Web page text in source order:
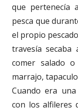
que pertenecía
pesca que
el propio
travesía secaba
comer salado
marrajo,
Cuando era
con los alfileres